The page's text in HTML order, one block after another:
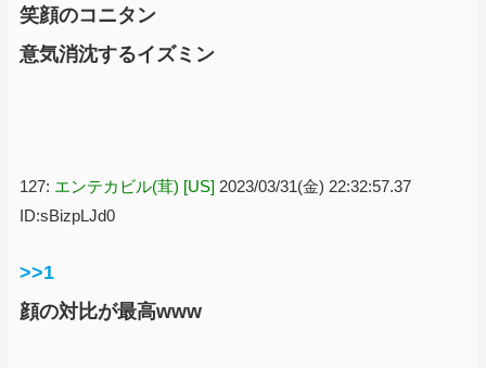
笑顔のコニタン
意気消沈するイズミン
127: エンテカビル(茸) [US] 2023/03/31(金) 22:32:57.37
ID:sBizpLJd0
>>1
顔の対比が最高www